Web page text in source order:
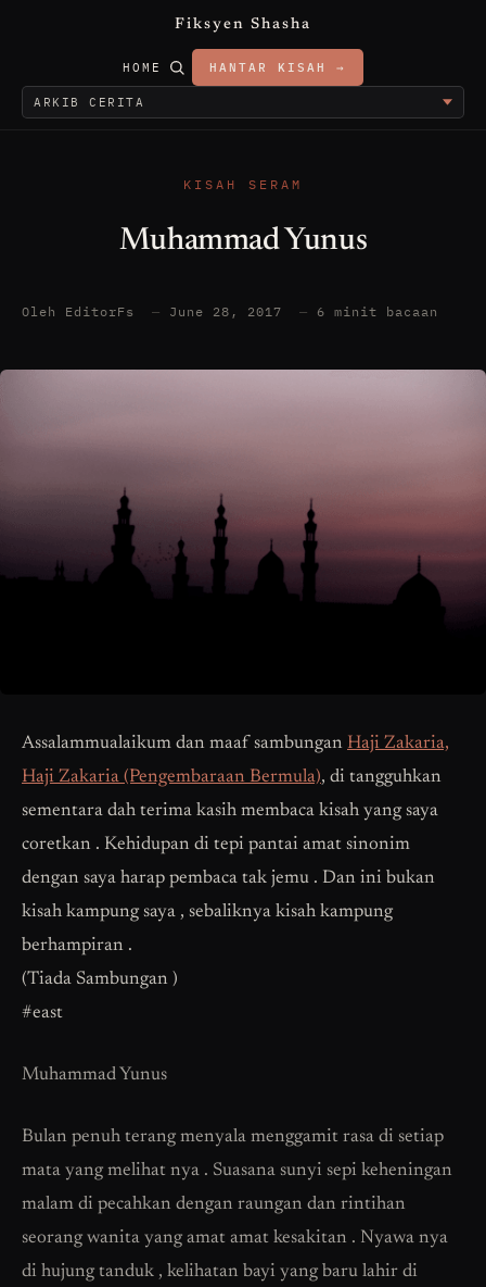
Fiksyen Shasha
HOME HANTAR KISAH →
KISAH SERAM
Muhammad Yunus
Oleh EditorFs — June 28, 2017 — 6 minit bacaan
Assalammualaikum dan maaf sambungan Haji Zakaria,
Haji Zakaria (Pengembaraan Bermula), di tangguhkan
sementara dah terima kasih membaca kisah yang saya
coretkan . Kehidupan di tepi pantai amat sinonim
dengan saya harap pembaca tak jemu . Dan ini bukan
kisah kampung saya , sebaliknya kisah kampung
berhampiran .
(Tiada Sambungan )
#east
Muhammad Yunus
Bulan penuh terang menyala menggamit rasa di setiap
mata yang melihat nya . Suasana sunyi sepi keheningan
malam di pecahkan dengan raungan dan rintihan
seorang wanita yang amat amat kesakitan . Nyawa nya
di hujung tanduk , kelihatan bayi yang baru lahir di